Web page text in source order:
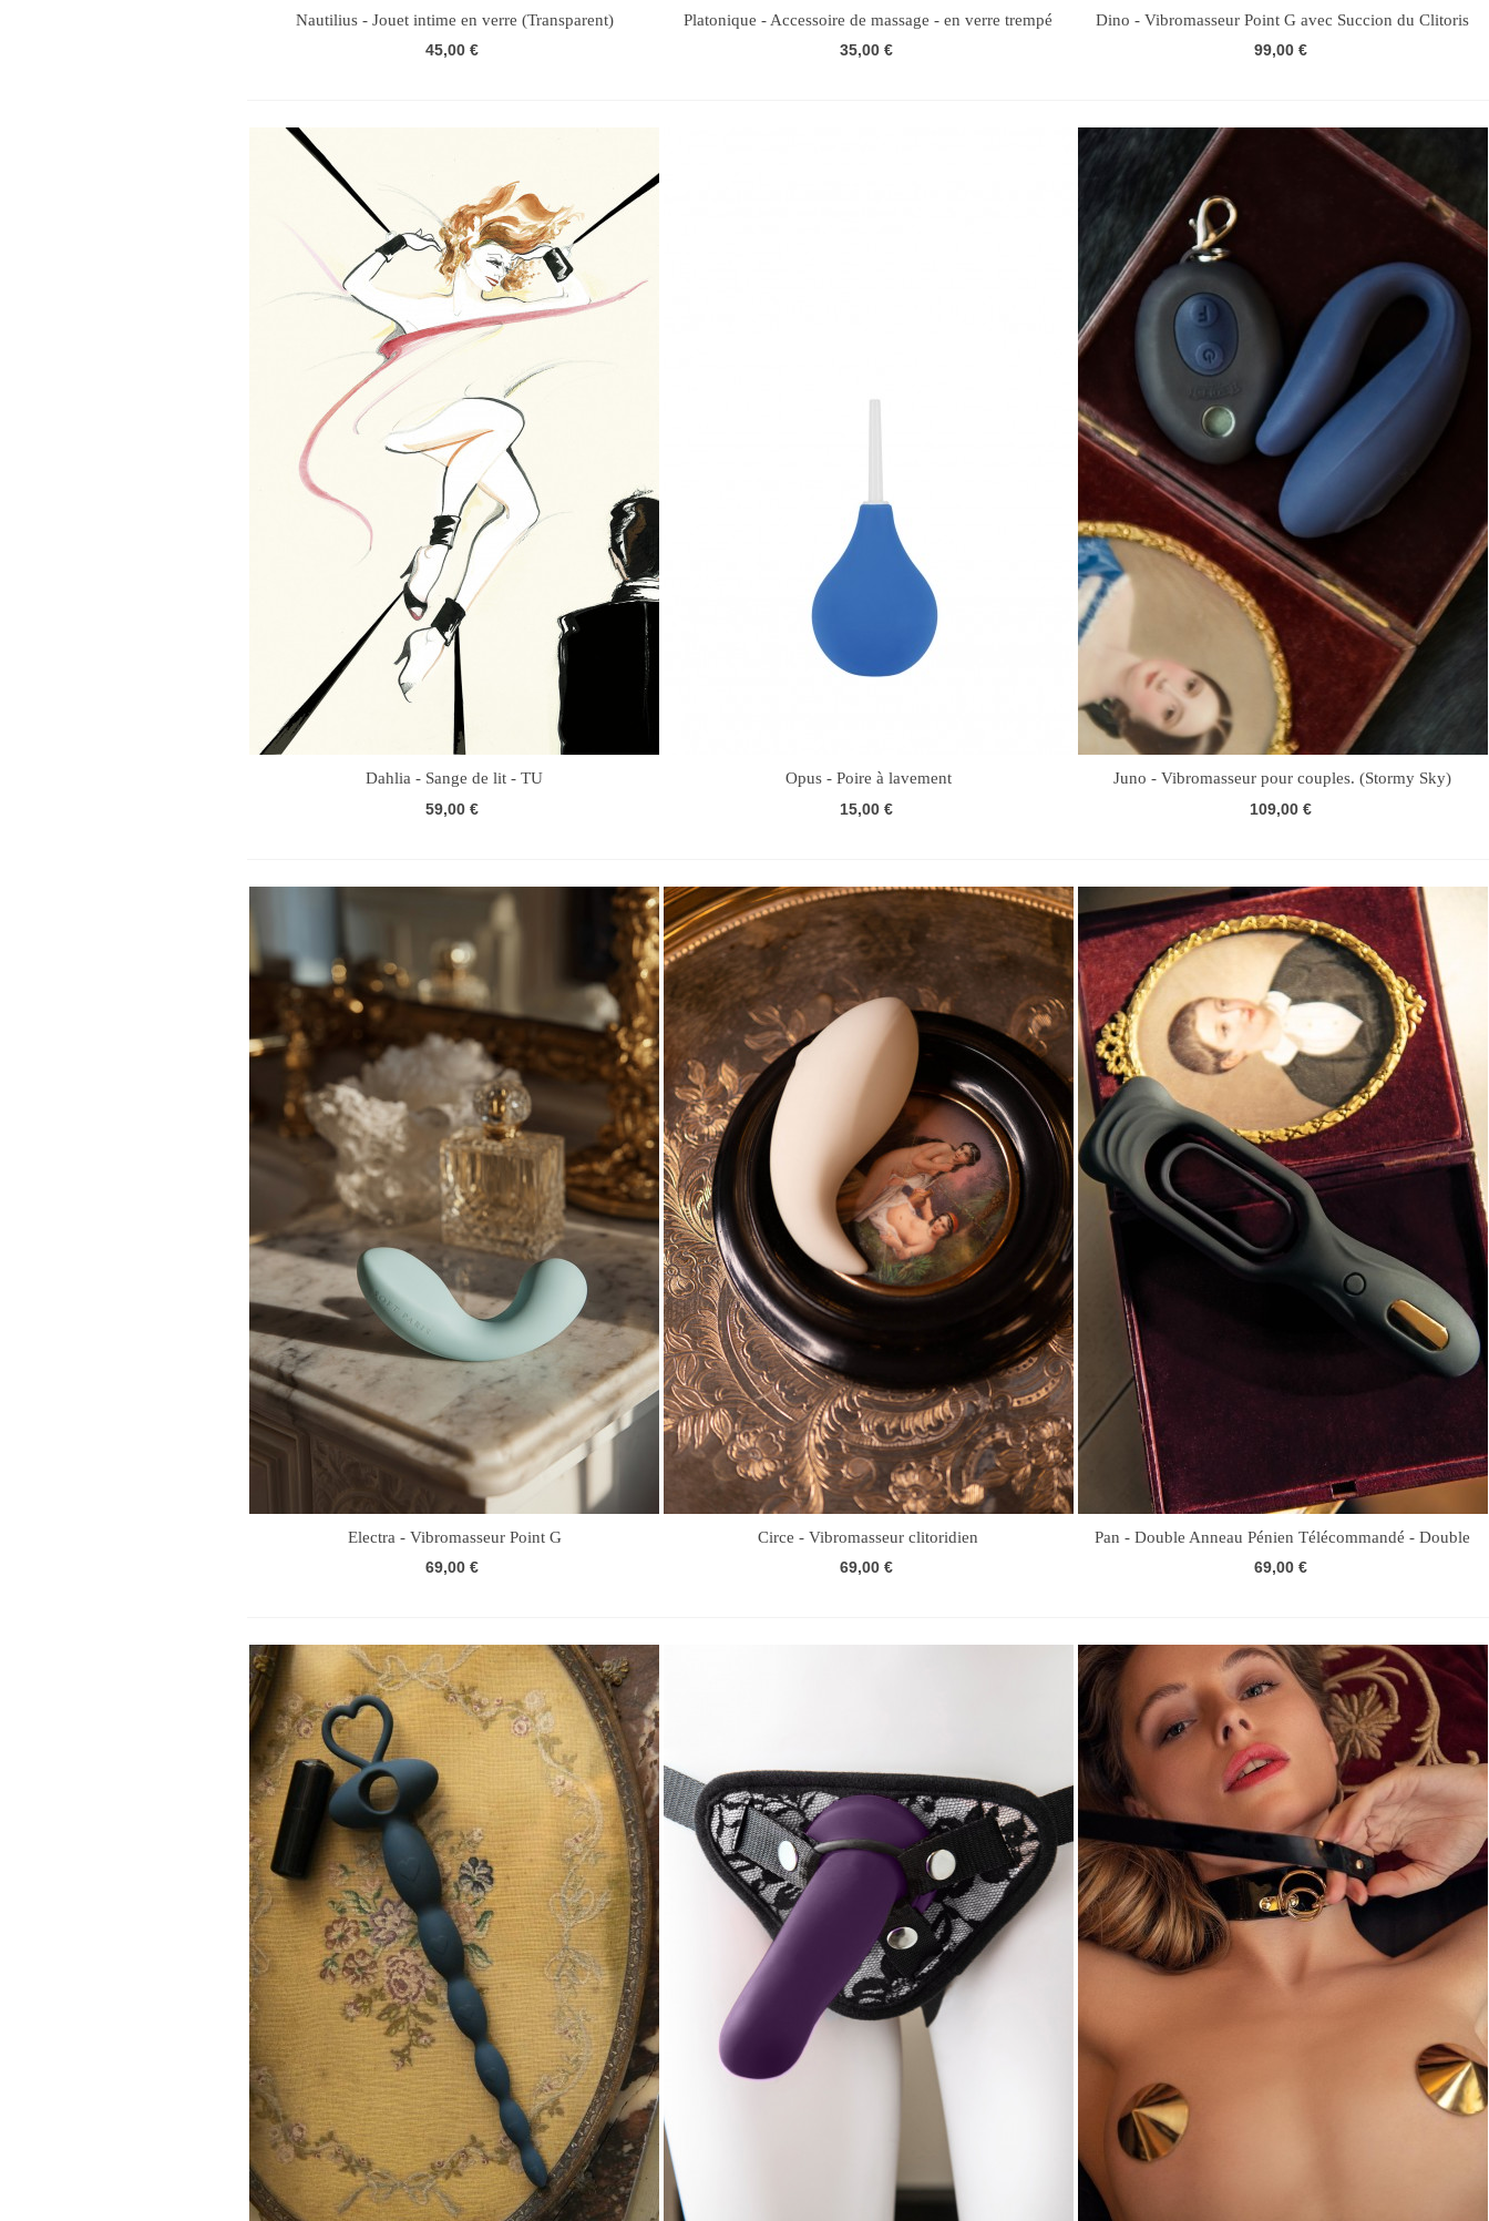
Nautilius - Jouet intime en verre (Transparent)
45,00 €
Platonique - Accessoire de massage - en verre trempé
35,00 €
Dino - Vibromasseur Point G avec Succion du Clitoris
99,00 €
Dahlia - Sange de lit - TU
59,00 €
Opus - Poire à lavement
15,00 €
Juno - Vibromasseur pour couples. (Stormy Sky)
109,00 €
Electra - Vibromasseur Point G
69,00 €
Circe - Vibromasseur clitoridien
69,00 €
Pan - Double Anneau Pénien Télécommandé - Double
vibreur
69,00 €